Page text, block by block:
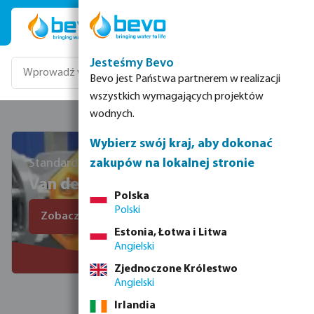
Przejdź do głównej zawartości
Standard jakości od 1956
Van de Lande
Zobacz wszystkie produkty VDL
Jesteśmy Bevo
Bevo jest Państwa partnerem w realizacji
wszystkich wymagających projektów
wodnych.
Wybierz swój kraj, aby dokonać
zakupów na lokalnej stronie
Polska
Polski
Estonia, Łotwa i Litwa
Angielski
Zjednoczone Królestwo
Angielski
Irlandia